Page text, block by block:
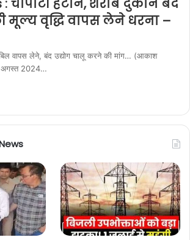
: चौपाटी हटाने, शराब दुकान बंद
मूल्य वृद्धि वापस लेने धरना –
बिल वापस लेने, बंद उद्योग चालू करने की मांग… (आकाश
अगस्त 2024…